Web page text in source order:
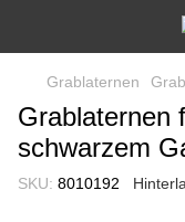
Grablaternen
Grablaternen
schwarzem
SKU: 8010192